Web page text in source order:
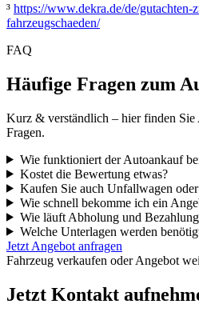
³ https://www.dekra.de/de/gutachten-
fahrzeugschaeden/
FAQ
Häufige Fragen zum
Kurz & verständlich – hier finden
Fragen.
Wie funktioniert der Autoankauf
Kostet die Bewertung etwas?
Kaufen Sie auch Unfallwagen
Wie schnell bekomme ich ein
Wie läuft Abholung und
Welche Unterlagen werden
Jetzt Angebot anfragen
Fahrzeug verkaufen oder Angebot
Jetzt Kontakt